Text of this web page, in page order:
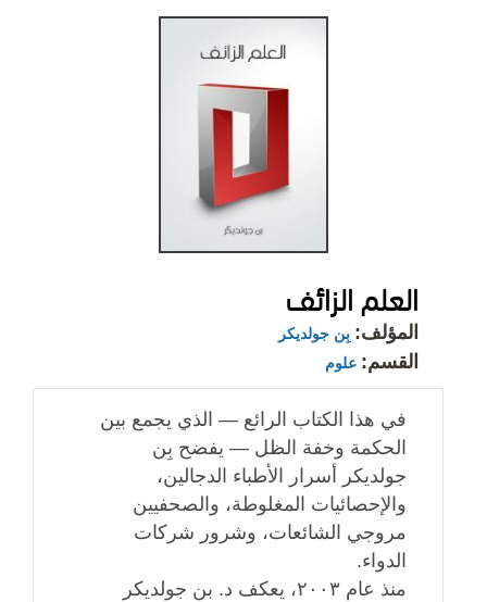
العلم الزائف
المؤلف: بِن جولديكر
القسم: علوم
في هذا الكتاب الرائع — الذي يجمع بين
الحكمة وخفة الظل — يفضح بِن
جولديكر أسرار الأطباء الدجالين،
والإحصائيات المغلوطة، والصحفيين
مروجي الشائعات، وشرور شركات
الدواء.
منذ عام ٢٠٠٣، يعكف د. بن جولديكر